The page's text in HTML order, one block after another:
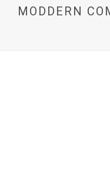
MODDERN